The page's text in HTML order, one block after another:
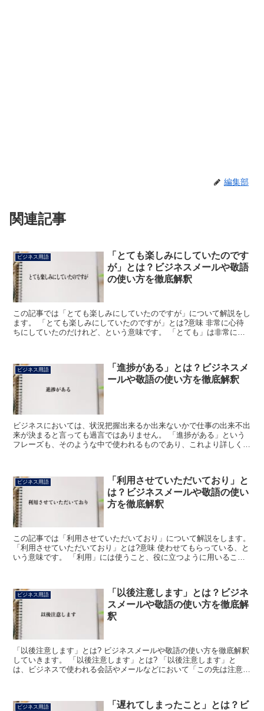
編集部
関連記事
ビジネス用語
「とても楽しみにしていたのです
が」とは？ビジネスメールや敬語
の使い方を徹底解釈
この記事では「とても楽しみにしていたのですが」について解説をし
ます。 「とても楽しみにしていたのですが」とは?意味 非常に心待
ちにしていたのだけれど、という意味です。 「とても」は非常に、
ビジネス用語
「進捗がある」とは？ビジネスメ
ールや敬語の使い方を徹底解釈
ビジネスにおいては、状況把握出来るか出来ないかで仕事の出来不出
来が決まると言っても過言ではありません。 「進捗がある」という
フレーズも、そのような中で使われるものであり、これより詳しく解
ビジネス用語
「利用させていただいており」と
は？ビジネスメールや敬語の使い
方を徹底解釈
この記事では「利用させていただいており」について解説をします。
「利用させていただいており」とは?意味 使わせてもらっている、と
いう意味です。 「利用」には使うこと、役に立つように用いること
ビジネス用語
「以後注意します」とは？ビジネ
スメールや敬語の使い方を徹底解
釈
「以後注意します」とは? ビジネスメールや敬語の使い方を徹底解釈
していきます。 「以後注意します」とは? 「以後注意します」と
は、ビジネスで使われる会話やメールなどにおいて「この先は注意し
ビジネス用語
「遅れてしまったこと」とは？ビ